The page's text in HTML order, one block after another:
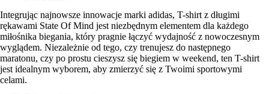
Integrując najnowsze innowacje marki adidas, T-shirt z długimi
rękawami State Of Mind jest niezbędnym elementem dla każdego
miłośnika biegania, który pragnie łączyć wydajność z nowoczesnym
wyglądem. Niezależnie od tego, czy trenujesz do następnego
maratonu, czy po prostu cieszysz się biegiem w weekend, ten T-shirt
jest idealnym wyborem, aby zmierzyć się z Twoimi sportowymi
celami.